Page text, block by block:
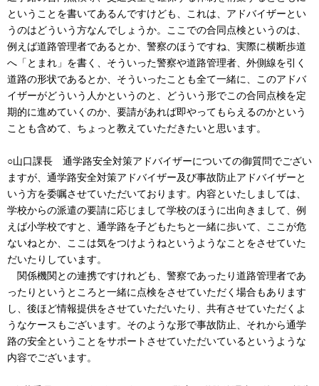
ということを書いてあるんですけども、これは、アドバイザーとい
うのはどういう方なんでしょうか。ここでの合同点検というのは、
例えば道路管理者であるとか、警察のほうですね、実際に横断歩道
へ「とまれ」を書く、そういった警察や道路管理者、外側線を引く
道路の形状であるとか、そういったことも全て一緒に、このアドバ
イザーがどういう人かというのと、どういう形でこの合同点検を定
期的に進めていくのか、要請があれば即やってもらえるのかという
ことも含めて、ちょっと教えていただきたいと思います。
○山口課長 通学路安全対策アドバイザーについての御質問でござい
ますが、通学路安全対策アドバイザー及び事故防止アドバイザーと
いう方を委嘱させていただいております。内容といたしましては、
学校からの派遣の要請に応じまして学校のほうに出向きまして、例
えば小学校ですと、通学路を子どもたちと一緒に歩いて、ここが危
ないねとか、ここは気をつけようねというようなことをさせていた
だいたりしています。
関係機関との連携ですけれども、警察であったり道路管理者であ
ったりというところと一緒に点検をさせていただく場合もあります
し、後ほど情報提供をさせていただいたり、共有させていただくよ
うなケースもございます。そのような形で事故防止、それから通学
路の安全ということをサポートさせていただいているというような
内容でございます。